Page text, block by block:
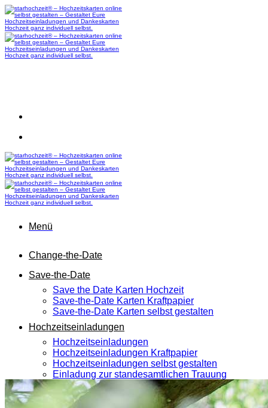
Zum
Inhalt
springen
Menü
Change-the-Date
Save-the-Date
Save the Date Karten Hochzeit
Save-the-Date Karten Kraftpapier
Save-the-Date Karten selbst gestalten
Hochzeitseinladungen
Hochzeitseinladungen
Hochzeitseinladungen Kraftpapier
Hochzeitseinladungen selbst gestalten
Einladung zur standesamtlichen Trauung
Hochzeitseinladungen Text
Silberhochzeit